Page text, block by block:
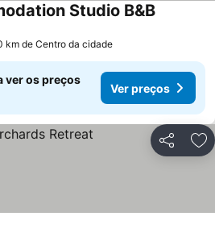
Studio B&B
km de Centro da cidade
ver os preços
Ver preços
Partilhar